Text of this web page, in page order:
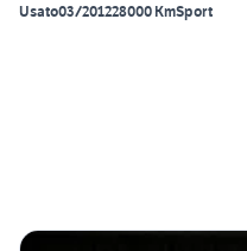
Usato03/201228000 KmSport